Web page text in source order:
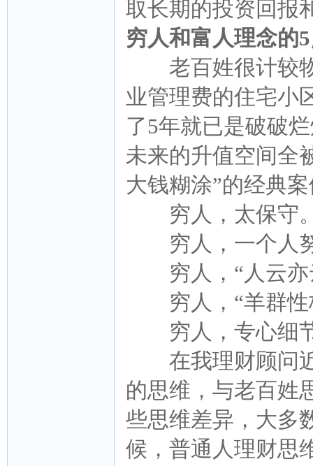
取长期的投资回报
穷人和富人理念的
老百姓很计较物
业管理费的住宅小
了5年就已是破破
未来的升值空间全
大钱糊涂”的经典
穷人，太保守
穷人，一个人努
穷人，“人云亦
穷人，“羊群性
穷人，专心细节
在我理财顾问近
的思维，与老百姓
些思维差异，大多
候，普通人理财思